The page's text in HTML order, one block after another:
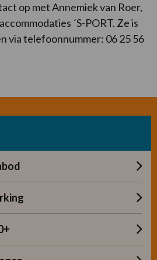
op met Annemiek van Roer,
´S-PORT. Ze is
via telefoonnummer: 06 25 56